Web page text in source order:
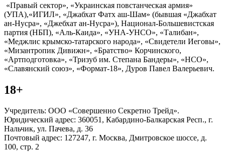
«Правый сектор», «Украинская повстанческая армия»
(УПА),«ИГИЛ», «Джабхат Фатх аш-Шам» (бывшая «Джабхат
ан-Нусра», «Джебхат ан-Нусра»), Национал-Большевистская
партия (НБП), «Аль-Каида», «УНА-УНСО», «Талибан»,
«Меджлис крымско-татарского народа», «Свидетели Иеговы»,
«Мизантропик Дивижн», «Братство» Корчинского,
«Артподготовка», «Тризуб им. Степана Бандеры», «НСО»,
«Славянский союз», «Формат-18», Дуров Павел Валерьевич.
18+
Учредитель: ООО «Совершенно Секретно Трейд».
Юридический адрес: 360051, Кабардино-Балкарская Респ., г.
Нальчик, ул. Пачева, д. 36
Почтовый адрес: 127247, г. Москва, Дмитровское шоссе, д.
100, стр. 2